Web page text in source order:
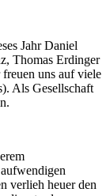
Jahr Daniel
Thomas Erdinger
uns auf viele
Als Gesellschaft
verlieh heuer den